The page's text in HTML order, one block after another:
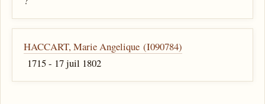
HACCART, Marie Angelique (I090784)
1715 - 17 juil 1802